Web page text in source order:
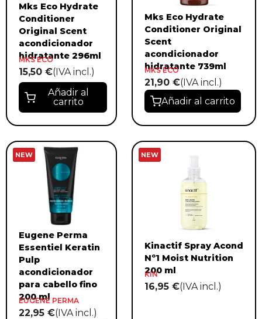
Mks Eco Hydrate
Conditioner
Original Scent
acondicionador
hidratante 296ml
MKS ECO
15,50 €(IVA incl.)
Añadir al
carrito
Mks Eco Hydrate
Conditioner Original
Scent
acondicionador
hidratante 739ml
MKS ECO
21,90 €(IVA incl.)
Añadir al carrito
NEW
Eugene Perma
Essentiel Keratin
Pulp
acondicionador
para cabello fino
200 ml
EUGENE PERMA
22,95 €(IVA incl.)
NEW
Kinactif Spray Acond
Nº1 Moist Nutrition
200 ml
KIN
16,95 €(IVA incl.)